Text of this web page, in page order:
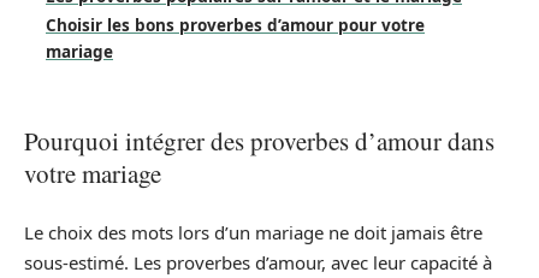
Choisir les bons proverbes d’amour pour votre
mariage
Pourquoi intégrer des proverbes d’amour dans
votre mariage
Le choix des mots lors d’un mariage ne doit jamais être
sous-estimé. Les proverbes d’amour, avec leur capacité à